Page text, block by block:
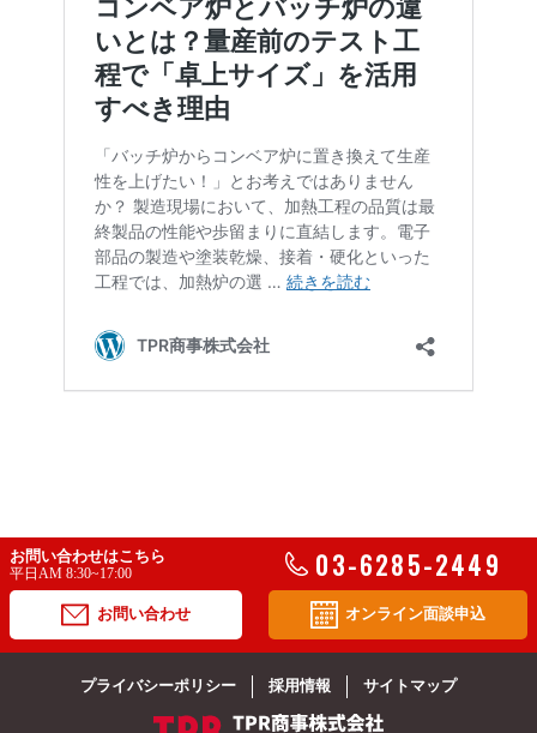
お問い合わせはこちら
平日AM 8:30~17:00 03-6285-2449
お問い合わせ オンライン面談申込
プライバシーポリシー 採用情報 サイトマップ